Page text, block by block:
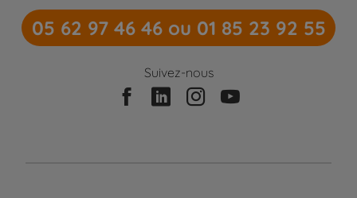
05 62 97 46 46 ou 01 85 23 92 55
Suivez-nous